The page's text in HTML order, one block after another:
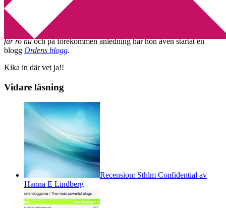
2011-06-17 Annika
Darun Salih släppte för en tid sedan sin diktsamling
får ro nuoch på förekommen anledning har hon även startat en
blogg Ordens blogg.
Kika in där vet ja!!
Vidare läsning
Recension: Sthlm Confidential av
Hanna E Lindberg